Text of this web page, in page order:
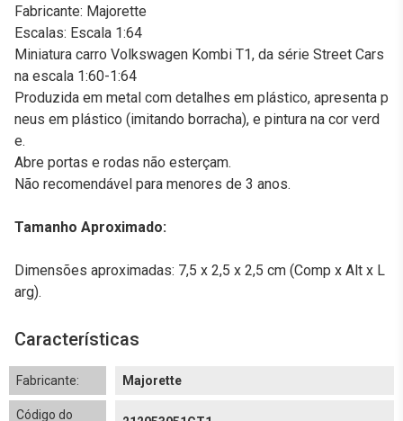
Fabricante: Majorette
Escalas: Escala 1:64
Miniatura carro Volkswagen Kombi T1, da série Street Cars
na escala 1:60-1:64
Produzida em metal com detalhes em plástico, apresenta p
neus em plástico (imitando borracha), e pintura na cor verd
e.
Abre portas e rodas não esterçam.
Não recomendável para menores de 3 anos.
Tamanho Aproximado:
Dimensões aproximadas: 7,5 x 2,5 x 2,5 cm (Comp x Alt x L
arg).
Características
Fabricante: Majorette
Código do